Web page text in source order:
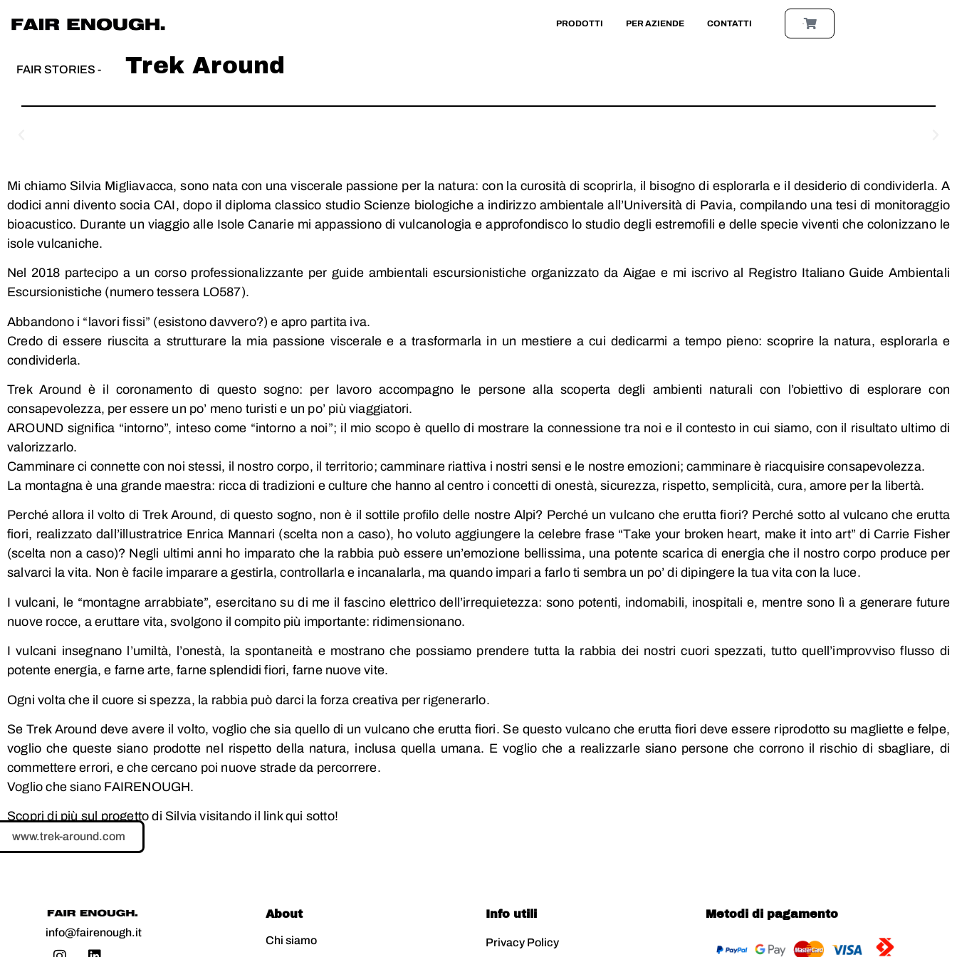
PRODOTTI PER AZIENDE CONTATTI
FAIR STORIES - Trek Around
Mi chiamo Silvia Migliavacca, sono nata con una viscerale passione per la natura: con la curosità di scoprirla, il bisogno di esplorarla e il desiderio di condividerla. A
dodici anni divento socia CAI, dopo il diploma classico studio Scienze biologiche a indirizzo ambientale all’Università di Pavia, compilando una tesi di monitoraggio
bioacustico. Durante un viaggio alle Isole Canarie mi appassiono di vulcanologia e approfondisco lo studio degli estremofili e delle specie viventi che colonizzano le
isole vulcaniche.
Nel 2018 partecipo a un corso professionalizzante per guide ambientali escursionistiche organizzato da Aigae e mi iscrivo al Registro Italiano Guide Ambientali
Escursionistiche (numero tessera LO587).
Abbandono i “lavori fissi” (esistono davvero?) e apro partita iva.
Credo di essere riuscita a strutturare la mia passione viscerale e a trasformarla in un mestiere a cui dedicarmi a tempo pieno: scoprire la natura, esplorarla e
condividerla.
Trek Around è il coronamento di questo sogno: per lavoro accompagno le persone alla scoperta degli ambienti naturali con l’obiettivo di esplorare con
consapevolezza, per essere un po’ meno turisti e un po’ più viaggiatori.
AROUND significa “intorno”, inteso come “intorno a noi”; il mio scopo è quello di mostrare la connessione tra noi e il contesto in cui siamo, con il risultato ultimo di
valorizzarlo.
Camminare ci connette con noi stessi, il nostro corpo, il territorio; camminare riattiva i nostri sensi e le nostre emozioni; camminare è riacquisire consapevolezza.
La montagna è una grande maestra: ricca di tradizioni e culture che hanno al centro i concetti di onestà, sicurezza, rispetto, semplicità, cura, amore per la libertà.
Perché allora il volto di Trek Around, di questo sogno, non è il sottile profilo delle nostre Alpi? Perché un vulcano che erutta fiori? Perché sotto al vulcano che erutta
fiori, realizzato dall’illustratrice Enrica Mannari (scelta non a caso), ho voluto aggiungere la celebre frase “Take your broken heart, make it into art” di Carrie Fisher
(scelta non a caso)? Negli ultimi anni ho imparato che la rabbia può essere un’emozione bellissima, una potente scarica di energia che il nostro corpo produce per
salvarci la vita. Non è facile imparare a gestirla, controllarla e incanalarla, ma quando impari a farlo ti sembra un po’ di dipingere la tua vita con la luce.
I vulcani, le “montagne arrabbiate”, esercitano su di me il fascino elettrico dell’irrequietezza: sono potenti, indomabili, inospitali e, mentre sono lì a generare future
nuove rocce, a eruttare vita, svolgono il compito più importante: ridimensionano.
I vulcani insegnano l’umiltà, l’onestà, la spontaneità e mostrano che possiamo prendere tutta la rabbia dei nostri cuori spezzati, tutto quell’improvviso flusso di
potente energia, e farne arte, farne splendidi fiori, farne nuove vite.
Ogni volta che il cuore si spezza, la rabbia può darci la forza creativa per rigenerarlo.
Se Trek Around deve avere il volto, voglio che sia quello di un vulcano che erutta fiori. Se questo vulcano che erutta fiori deve essere riprodotto su magliette e felpe,
voglio che queste siano prodotte nel rispetto della natura, inclusa quella umana. E voglio che a realizzarle siano persone che corrono il rischio di sbagliare, di
commettere errori, e che cercano poi nuove strade da percorrere.
Voglio che siano FAIRENOUGH.
Scopri di più sul progetto di Silvia visitando il link qui sotto!
www.trek-around.com
info@fairenough.it
About
Chi siamo
Info utili
Privacy Policy
Metodi di pagamento